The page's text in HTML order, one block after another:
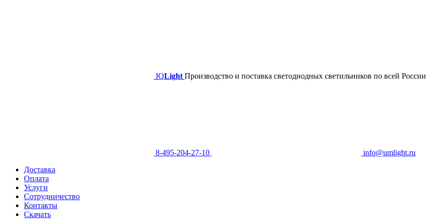
IQLight Производство и поставка светодиодных светильников по всей России
8-495-204-27-10
info@umlight.ru
Доставка
Оплата
Услуги
Сотрудничество
Контакты
Скачать